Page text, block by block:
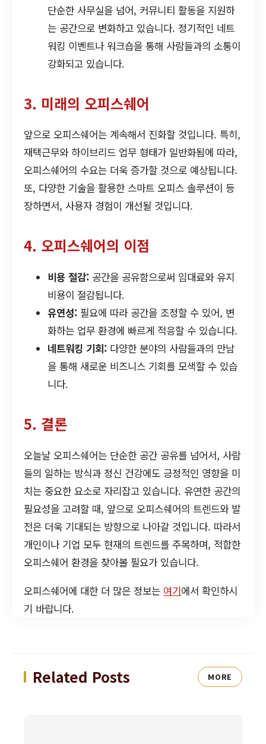
단순한 사무실을 넘어, 커뮤니티 활동을 지원하
는 공간으로 변화하고 있습니다. 정기적인 네트
워킹 이벤트나 워크숍을 통해 사람들과의 소통이
강화되고 있습니다.
3. 미래의 오피스쉐어
앞으로 오피스쉐어는 계속해서 진화할 것입니다. 특히,
재택근무와 하이브리드 업무 형태가 일반화됨에 따라,
오피스쉐어의 수요는 더욱 증가할 것으로 예상됩니다.
또, 다양한 기술을 활용한 스마트 오피스 솔루션이 등
장하면서, 사용자 경험이 개선될 것입니다.
4. 오피스쉐어의 이점
비용 절감: 공간을 공유함으로써 임대료와 유지
비용이 절감됩니다.
유연성: 필요에 따라 공간을 조정할 수 있어, 변
화하는 업무 환경에 빠르게 적응할 수 있습니다.
네트워킹 기회: 다양한 분야의 사람들과의 만남
을 통해 새로운 비즈니스 기회를 모색할 수 있습
니다.
5. 결론
오늘날 오피스쉐어는 단순한 공간 공유를 넘어서, 사람
들의 일하는 방식과 정신 건강에도 긍정적인 영향을 미
치는 중요한 요소로 자리잡고 있습니다. 유연한 공간의
필요성을 고려할 때, 앞으로 오피스쉐어의 트렌드와 발
전은 더욱 기대되는 방향으로 나아갈 것입니다. 따라서
개인이나 기업 모두 현재의 트렌드를 주목하며, 적합한
오피스쉐어 환경을 찾아볼 필요가 있습니다.
오피스쉐어에 대한 더 많은 정보는 여기에서 확인하시
기 바랍니다.
Related Posts MORE